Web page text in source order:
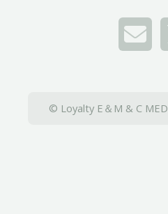
© Loyalty E＆M & C